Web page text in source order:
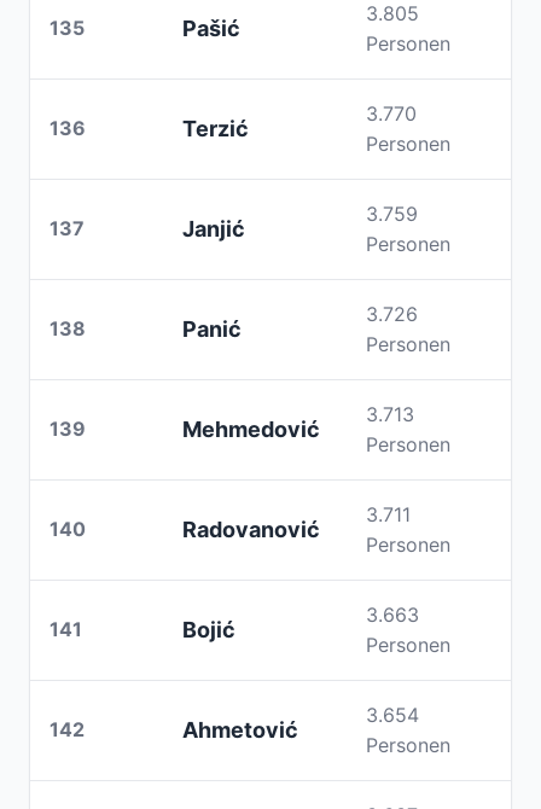
135 Pašić
3.805
Personen
136 Terzić
3.770
Personen
137 Janjić
3.759
Personen
138 Panić
3.726
Personen
139 Mehmedović
3.713
Personen
140 Radovanović
3.711
Personen
141 Bojić
3.663
Personen
142 Ahmetović
3.654
Personen